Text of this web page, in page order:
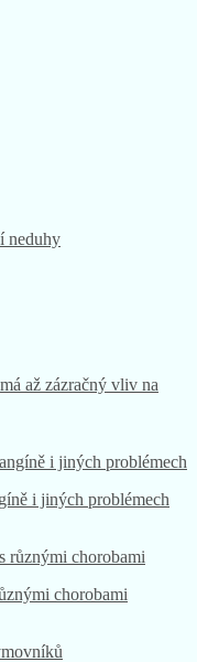
neduhy
až zázračný vliv na
i jiných problémech
chorobami